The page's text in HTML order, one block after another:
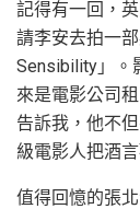
記得有一回，
請李安去拍一
Sensibility」。
來是電影公司
告訴我，他不
級電影人把酒言
值得回憶的張